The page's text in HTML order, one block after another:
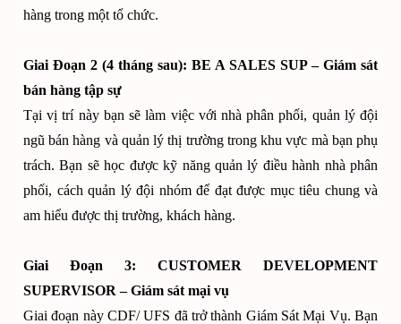
hàng trong một tổ chức.
Giai Đoạn 2 (4 tháng sau): BE A SALES SUP – Giám sát
bán hàng tập sự
Tại vị trí này bạn sẽ làm việc với nhà phân phối, quản lý đội
ngũ bán hàng và quản lý thị trường trong khu vực mà bạn phụ
trách. Bạn sẽ học được kỹ năng quản lý điều hành nhà phân
phối, cách quản lý đội nhóm để đạt được mục tiêu chung và
am hiểu được thị trường, khách hàng.
Giai Đoạn 3: CUSTOMER DEVELOPMENT
SUPERVISOR – Giám sát mại vụ
Giai đoạn này CDF/ UFS đã trở thành Giám Sát Mại Vụ. Bạn